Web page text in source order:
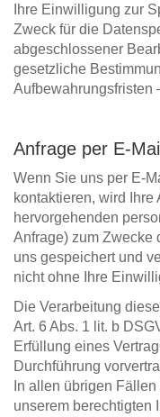
Ihre Einwilligung zur
Zweck für die
abgeschlossener
gesetzliche
Aufbewahrungsfristen
Anfrage per E-
Wenn Sie uns per E-
kontaktieren, wird
hervorgehenden
Anfrage) zum Zwecke
uns gespeichert und
nicht ohne Ihre
Die Verarbeitung
Art. 6 Abs. 1 lit. b
Erfüllung eines
Durchführung
In allen übrigen
unserem berechtigten